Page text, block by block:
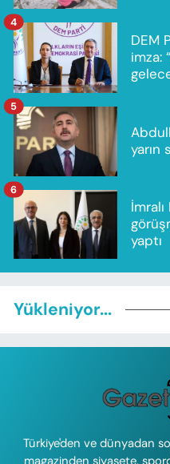
DEM
imza:
4
yarın
5
yaptı
6
Yükleniyor...
Türkiye'den ve dünyadan
magazinden siyasete,